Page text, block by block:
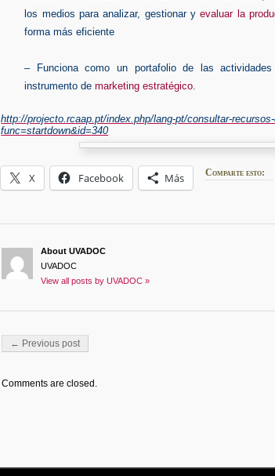
los medios para analizar, gestionar yevaluar la
forma más eficiente
– Funciona como un portafolio de las
instrumento demarketing estratégico.
http://projecto.rcaap.pt/index.php/lang-pt/consultar-
func=startdown&id=340
Comparte esto:
X Facebook Más
About UVADOC
UVADOC
View all posts by UVADOC »
Post navigation
← Previous post
Comments are closed.